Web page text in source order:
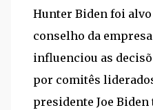
Hunter Biden foi alvo
conselho da
influenciou as
por comitês
presidente Joe